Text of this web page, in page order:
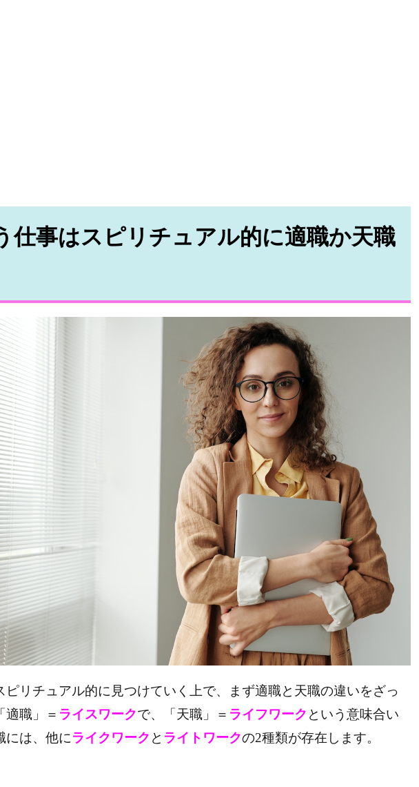
仕事はスピリチュアル的に適職か天職
リチュアル的に見つけていく上で、
まず適職と天職の違いをざっ
「適職」＝ ライスワークで、「天職」＝ ライフワーク という意味合い
には、他にライクワーク と ライトワークの2種類が存在します。